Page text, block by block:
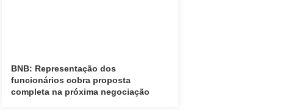
BNB: Representação dos
funcionários cobra proposta
completa na próxima negociação